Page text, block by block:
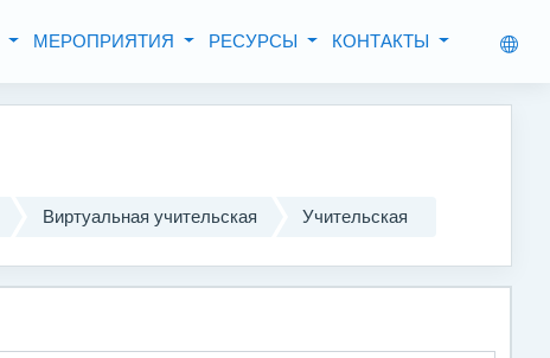
МЕРОПРИЯТИЯ РЕСУРСЫ КОНТАКТЫ
Виртуальная учительская Учительская